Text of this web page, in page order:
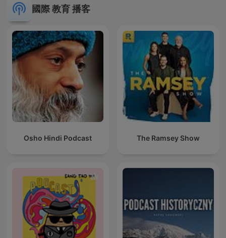
國際 教育 播客
Osho Hindi Podcast The Ramsey Show